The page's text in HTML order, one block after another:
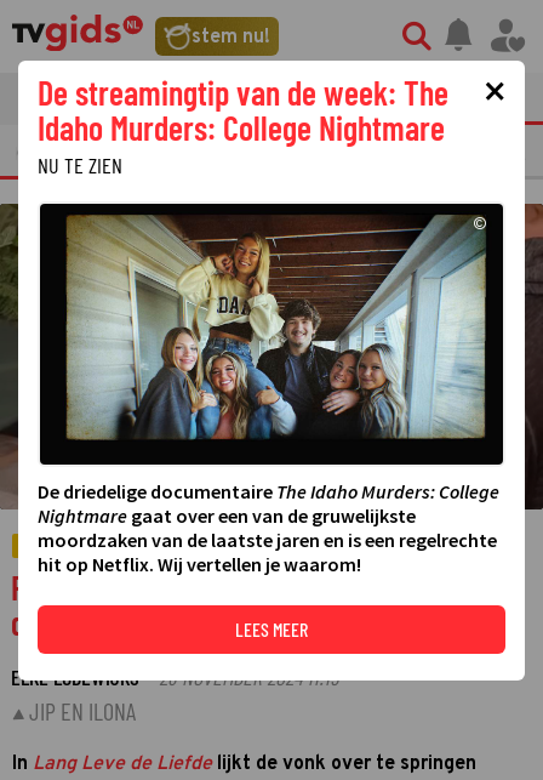
stem nu!
tvgids streaming nieuws
TV FRAGMENTEN AMUSEMENT
©
VIDEO
Romantisch moment verpest in Lang Leve
de Liefde: 'Spuit eens wat deo' (video)
ELKE LODEWIJKS·28 NOVEMBER 2024 11:15
JIP EN ILONA
In Lang Leve de Liefdelijkt de vonk over te springen
×
De streamingtip van de week: The
Idaho Murders: College Nightmare
NU TE ZIEN
©
De driedelige documentaire The Idaho Murders: College
Nightmare gaat over een van de gruwelijkste
moordzaken van de laatste jaren en is een regelrechte
hit op Netflix. Wij vertellen je waarom!
LEES MEER